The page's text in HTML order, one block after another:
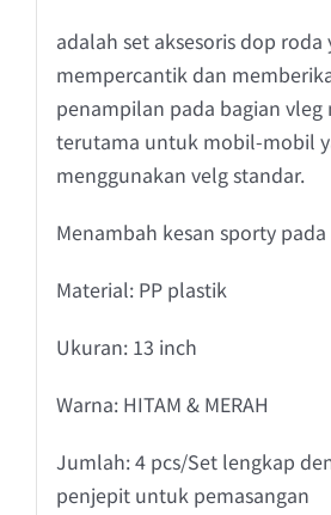
adalah set aksesoris dop roda
mempercantik dan
penampilan pada bagian vleg
terutama untuk mobil-mobil
menggunakan velg standar.
Menambah kesan sporty
Material: PP plastik
Ukuran: 13 inch
Warna: HITAM & MERAH
Jumlah: 4 pcs/Set lengkap
penjepit untuk pemasangan